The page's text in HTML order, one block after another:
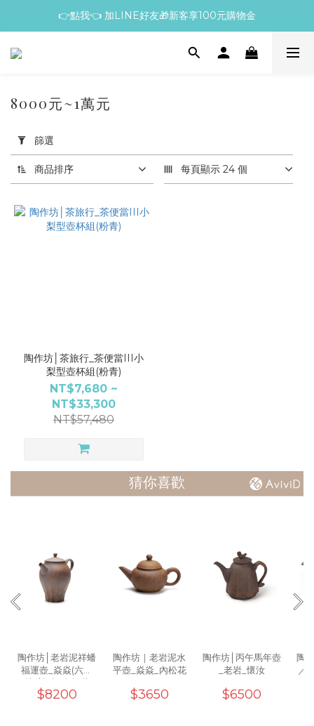
👉點我👈 加LINE好友🎁新客享100元購物金
用
篩
選
(0/20)
價格
(NT$)
式
(1)
材
質
(1)
8000元~1萬元
篩選
商品排序 每頁顯示 24 個
陶作坊│茶旅行_茶便當III小
梨型壺杯組(粉青)
NT$7,680 ~
NT$33,300
NT$57,480
猜你喜歡
陶作坊│老岩泥祥蟠
福運壺_焱焱(六次
燒)/焱焱_內松花
$8200
陶作坊｜老岩泥水
平壺_焱焱_內松花
$3650
陶作坊│丙午馬年壺
_老岩_懷汝
$6500
陶
／